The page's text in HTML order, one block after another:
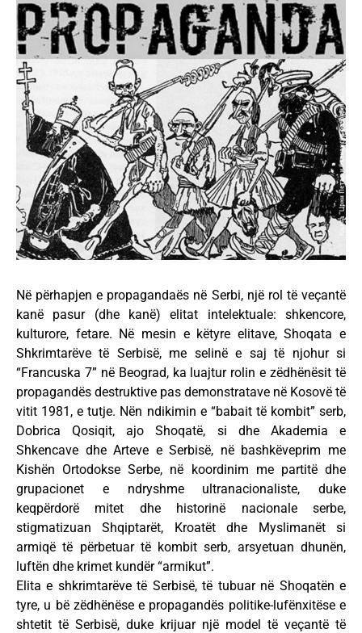
Në përhapjen e propagandaës në Serbi, një rol të veçantë
kanë pasur (dhe kanë) elitat intelektuale: shkencore,
kulturore, fetare. Në mesin e këtyre elitave, Shoqata e
Shkrimtarëve të Serbisë, me selinë e saj të njohur si
“Francuska 7” në Beograd, ka luajtur rolin e zëdhënësit të
propagandës destruktive pas demonstratave në Kosovë të
vitit 1981, e tutje. Nën ndikimin e “babait të kombit” serb,
Dobrica Qosiqit, ajo Shoqatë, si dhe Akademia e
Shkencave dhe Arteve e Serbisë, në bashkëveprim me
Kishën Ortodokse Serbe, në koordinim me partitë dhe
grupacionet e ndryshme ultranacionaliste, duke
keqpërdorë mitet dhe historinë nacionale serbe,
stigmatizuan Shqiptarët, Kroatët dhe Myslimanët si
armiqë të përbetuar të kombit serb, arsyetuan dhunën,
luftën dhe krimet kundër “armikut”.
Elita e shkrimtarëve të Serbisë, të tubuar në Shoqatën e
tyre, u bë zëdhënëse e propagandës politike-lufënxitëse e
shtetit të Serbisë, duke krijuar një model të veçantë të